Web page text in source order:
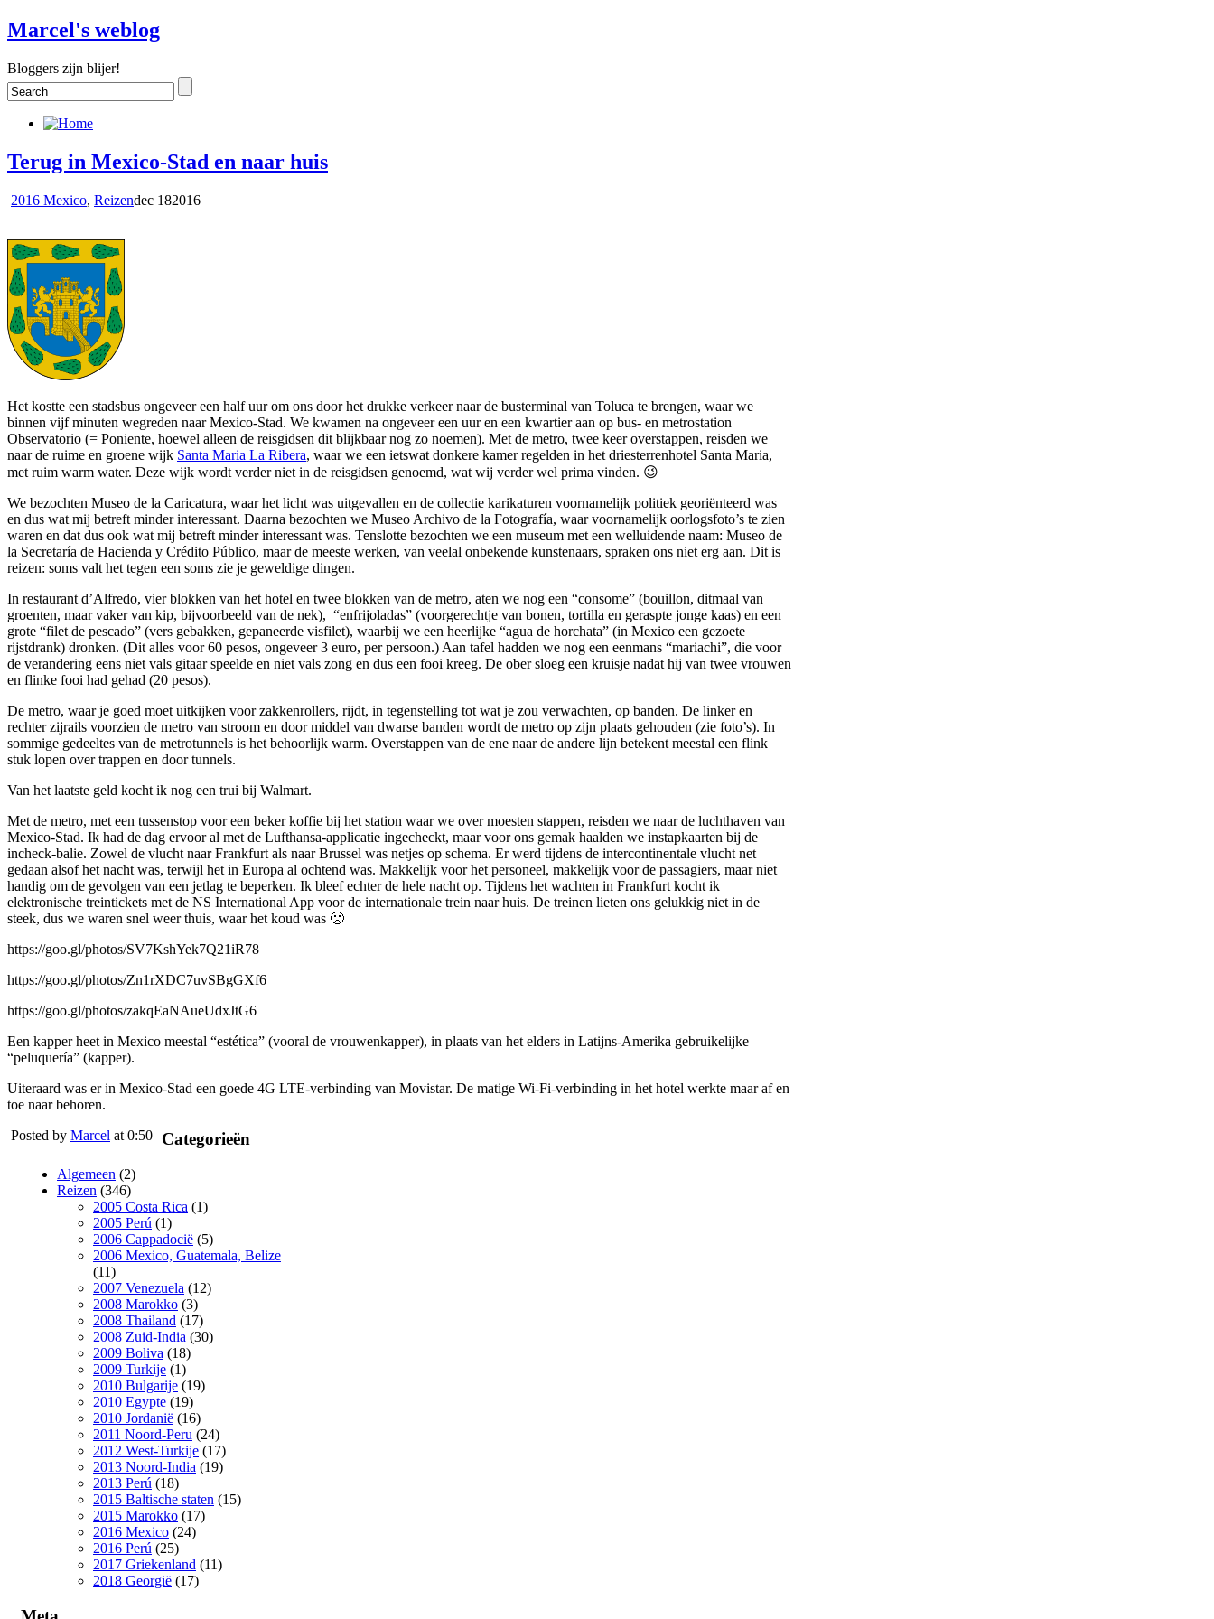
Marcel's weblog
Bloggers zijn blijer!
Terug in Mexico-Stad en naar huis
2016 Mexico, Reizendec 182016
Het kostte een stadsbus ongeveer een half uur om ons door het drukke verkeer naar de busterminal van Toluca te brengen, waar we
binnen vijf minuten wegreden naar Mexico-Stad. We kwamen na ongeveer een uur en een kwartier aan op bus- en metrostation
Observatorio (= Poniente, hoewel alleen de reisgidsen dit blijkbaar nog zo noemen). Met de metro, twee keer overstappen, reisden we
naar de ruime en groene wijk Santa Maria La Ribera, waar we een ietswat donkere kamer regelden in het driesterrenhotel Santa Maria,
met ruim warm water. Deze wijk wordt verder niet in de reisgidsen genoemd, wat wij verder wel prima vinden. 😉
We bezochten Museo de la Caricatura, waar het licht was uitgevallen en de collectie karikaturen voornamelijk politiek georiënteerd was
en dus wat mij betreft minder interessant. Daarna bezochten we Museo Archivo de la Fotografía, waar voornamelijk oorlogsfoto’s te zien
waren en dat dus ook wat mij betreft minder interessant was. Tenslotte bezochten we een museum met een welluidende naam: Museo de
la Secretaría de Hacienda y Crédito Público, maar de meeste werken, van veelal onbekende kunstenaars, spraken ons niet erg aan. Dit is
reizen: soms valt het tegen een soms zie je geweldige dingen.
In restaurant d’Alfredo, vier blokken van het hotel en twee blokken van de metro, aten we nog een “consome” (bouillon, ditmaal van
groenten, maar vaker van kip, bijvoorbeeld van de nek), “enfrijoladas” (voorgerechtje van bonen, tortilla en geraspte jonge kaas) en een
grote “filet de pescado” (vers gebakken, gepaneerde visfilet), waarbij we een heerlijke “agua de horchata” (in Mexico een gezoete
rijstdrank) dronken. (Dit alles voor 60 pesos, ongeveer 3 euro, per persoon.) Aan tafel hadden we nog een eenmans “mariachi”, die voor
de verandering eens niet vals gitaar speelde en niet vals zong en dus een fooi kreeg. De ober sloeg een kruisje nadat hij van twee vrouwen
en flinke fooi had gehad (20 pesos).
De metro, waar je goed moet uitkijken voor zakkenrollers, rijdt, in tegenstelling tot wat je zou verwachten, op banden. De linker en
rechter zijrails voorzien de metro van stroom en door middel van dwarse banden wordt de metro op zijn plaats gehouden (zie foto’s). In
sommige gedeeltes van de metrotunnels is het behoorlijk warm. Overstappen van de ene naar de andere lijn betekent meestal een flink
stuk lopen over trappen en door tunnels.
Van het laatste geld kocht ik nog een trui bij Walmart.
Met de metro, met een tussenstop voor een beker koffie bij het station waar we over moesten stappen, reisden we naar de luchthaven van
Mexico-Stad. Ik had de dag ervoor al met de Lufthansa-applicatie ingecheckt, maar voor ons gemak haalden we instapkaarten bij de
incheck-balie. Zowel de vlucht naar Frankfurt als naar Brussel was netjes op schema. Er werd tijdens de intercontinentale vlucht net
gedaan alsof het nacht was, terwijl het in Europa al ochtend was. Makkelijk voor het personeel, makkelijk voor de passagiers, maar niet
handig om de gevolgen van een jetlag te beperken. Ik bleef echter de hele nacht op. Tijdens het wachten in Frankfurt kocht ik
elektronische treintickets met de NS International App voor de internationale trein naar huis. De treinen lieten ons gelukkig niet in de
steek, dus we waren snel weer thuis, waar het koud was 🙁
https://goo.gl/photos/SV7KshYek7Q21iR78
https://goo.gl/photos/Zn1rXDC7uvSBgGXf6
https://goo.gl/photos/zakqEaNAueUdxJtG6
Een kapper heet in Mexico meestal “estética” (vooral de vrouwenkapper), in plaats van het elders in Latijns-Amerika gebruikelijke
“peluquería” (kapper).
Uiteraard was er in Mexico-Stad een goede 4G LTE-verbinding van Movistar. De matige Wi-Fi-verbinding in het hotel werkte maar af en
toe naar behoren.
Posted by Marcel at 0:50 Categorieën
Algemeen (2)
Reizen (346)
2005 Costa Rica (1)
2005 Perú (1)
2006 Cappadocië (5)
2006 Mexico, Guatemala, Belize
(11)
2007 Venezuela (12)
2008 Marokko (3)
2008 Thailand (17)
2008 Zuid-India (30)
2009 Boliva (18)
2009 Turkije (1)
2010 Bulgarije (19)
2010 Egypte (19)
2010 Jordanië (16)
2011 Noord-Peru (24)
2012 West-Turkije (17)
2013 Noord-India (19)
2013 Perú (18)
2015 Baltische staten (15)
2015 Marokko (17)
2016 Mexico (24)
2016 Perú (25)
2017 Griekenland (11)
2018 Georgië (17)